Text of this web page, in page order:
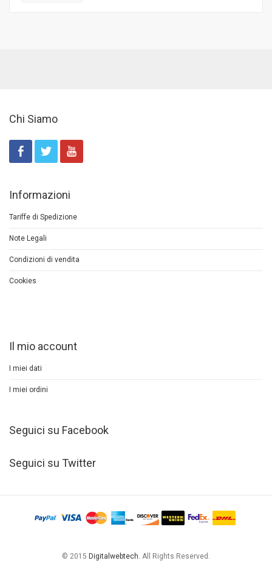
Chi Siamo
Informazioni
Tariffe di Spedizione
Note Legali
Condizioni di vendita
Cookies
Il mio account
I miei dati
I miei ordini
Seguici su Facebook
Seguici su Twitter
© 2015 Digitalwebtech . All Rights Reserved.